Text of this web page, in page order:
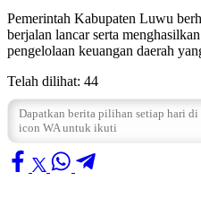
Pemerintah Kabupaten Luwu
berjalan lancar serta
pengelolaan keuangan daerah
Telah dilihat: 44
Dapatkan berita pilihan setiap hari
icon WA untuk ikuti